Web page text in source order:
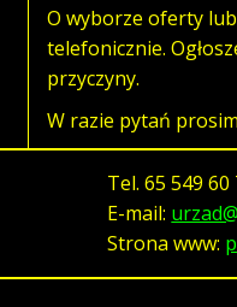
O wyborze oferty
telefonicznie.
przyczyny.
W razie pytań
Tel.65 549 60
E-mail:
Strona www: